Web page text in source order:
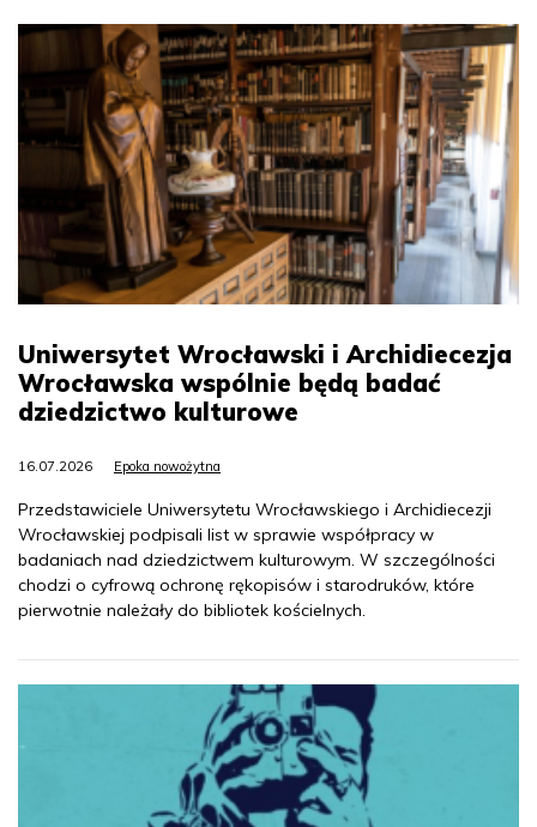
Uniwersytet Wrocławski i Archidiecezja
Wrocławska wspólnie będą badać
dziedzictwo kulturowe
16.07.2026 Epoka nowożytna
Przedstawiciele Uniwersytetu Wrocławskiego i Archidiecezji
Wrocławskiej podpisali list w sprawie współpracy w
badaniach nad dziedzictwem kulturowym. W szczególności
chodzi o cyfrową ochronę rękopisów i starodruków, które
pierwotnie należały do bibliotek kościelnych.